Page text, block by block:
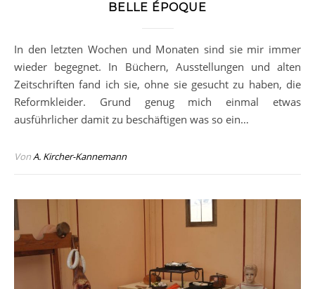
BELLE ÉPOQUE
In den letzten Wochen und Monaten sind sie mir immer
wieder begegnet. In Büchern, Ausstellungen und alten
Zeitschriften fand ich sie, ohne sie gesucht zu haben, die
Reformkleider. Grund genug mich einmal etwas
ausführlicher damit zu beschäftigen was so ein…
VonA. Kircher-Kannemann